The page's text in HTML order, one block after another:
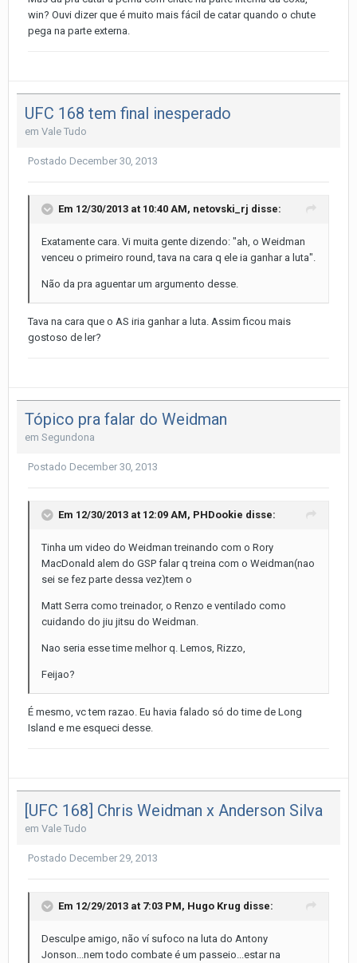
win? Ouvi dizer que é muito mais fácil de catar quando o chute
pega na parte externa.
UFC 168 tem final inesperado
em Vale Tudo
Postado December 30, 2013
Em 12/30/2013 at 10:40 AM, netovski_rj disse:
Exatamente cara. Vi muita gente dizendo: "ah, o Weidman
venceu o primeiro round, tava na cara q ele ia ganhar a luta".
Não da pra aguentar um argumento desse.
Tava na cara que o AS iria ganhar a luta. Assim ficou mais
gostoso de ler?
Tópico pra falar do Weidman
em Segundona
Postado December 30, 2013
Em 12/30/2013 at 12:09 AM, PHDookie disse:
Tinha um video do Weidman treinando com o Rory
MacDonald alem do GSP falar q treina com o Weidman(nao
sei se fez parte dessa vez)tem o
Matt Serra como treinador, o Renzo e ventilado como
cuidando do jiu jitsu do Weidman.
Nao seria esse time melhor q. Lemos, Rizzo,
Feijao?
É mesmo, vc tem razao. Eu havia falado só do time de Long
Island e me esqueci desse.
[UFC 168] Chris Weidman x Anderson Silva
em Vale Tudo
Postado December 29, 2013
Em 12/29/2013 at 7:03 PM, Hugo Krug disse:
Desculpe amigo, não ví sufoco na luta do Antony
Jonson...nem todo combate é um passeio...estar na